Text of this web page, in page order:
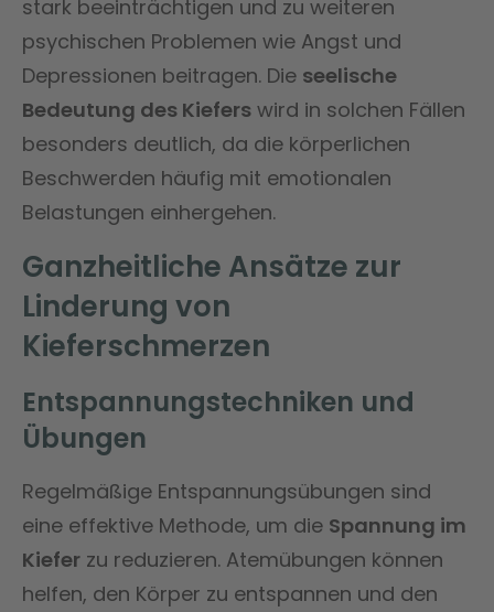
stark beeinträchtigen und zu weiteren
psychischen Problemen wie Angst und
Depressionen beitragen. Die seelische
Bedeutung des Kiefers wird in solchen Fällen
besonders deutlich, da die körperlichen
Beschwerden häufig mit emotionalen
Belastungen einhergehen.
Ganzheitliche Ansätze zur
Linderung von
Kieferschmerzen
Entspannungstechniken und
Übungen
Regelmäßige Entspannungsübungen sind
eine effektive Methode, um die Spannung im
Kiefer zu reduzieren. Atemübungen können
helfen, den Körper zu entspannen und den